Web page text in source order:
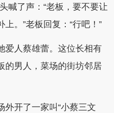
喊了声：“老板，要不要让
。”老板回复：“行吧！”
人蔡雄蕾。这位长相有
的男人，菜场的街坊邻居
开了一家叫“小蔡三文